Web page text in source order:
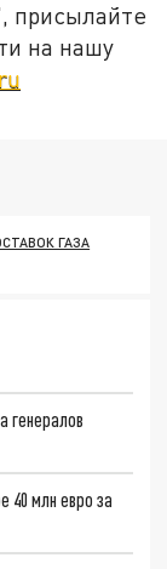
присылайте
на нашу
ГАЗА
генералов
40 млн евро за